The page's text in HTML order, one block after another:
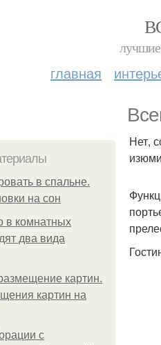
лучшие
главная
в спальне.
на сон
в комнатных
два вида
картин.
картин на
с
Нет,